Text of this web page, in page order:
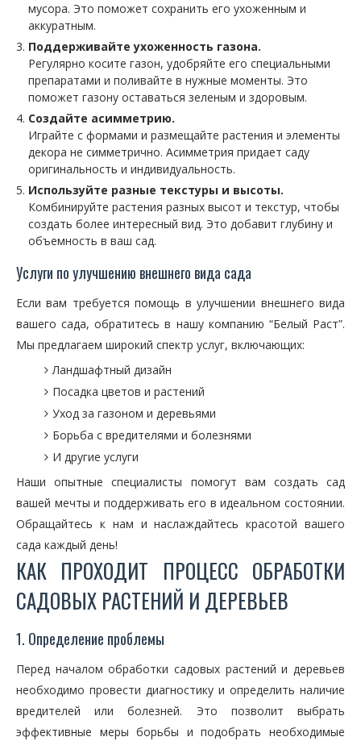
мусора. Это поможет сохранить его ухоженным и
аккуратным.
Поддерживайте ухоженность газона.
Регулярно косите газон, удобряйте его специальными
препаратами и поливайте в нужные моменты. Это
поможет газону оставаться зеленым и здоровым.
Создайте асимметрию.
Играйте с формами и размещайте растения и элементы
декора не симметрично. Асимметрия придает саду
оригинальность и индивидуальность.
Используйте разные текстуры и высоты.
Комбинируйте растения разных высот и текстур, чтобы
создать более интересный вид. Это добавит глубину и
объемность в ваш сад.
Услуги по улучшению внешнего вида сада
Если вам требуется помощь в улучшении внешнего вида
вашего сада, обратитесь в нашу компанию “Белый Раст”.
Мы предлагаем широкий спектр услуг, включающих:
Ландшафтный дизайн
Посадка цветов и растений
Уход за газоном и деревьями
Борьба с вредителями и болезнями
И другие услуги
Наши опытные специалисты помогут вам создать сад
вашей мечты и поддерживать его в идеальном состоянии.
Обращайтесь к нам и наслаждайтесь красотой вашего
сада каждый день!
КАК ПРОХОДИТ ПРОЦЕСС ОБРАБОТКИ
САДОВЫХ РАСТЕНИЙ И ДЕРЕВЬЕВ
1. Определение проблемы
Перед началом обработки садовых растений и деревьев
необходимо провести диагностику и определить наличие
вредителей или болезней. Это позволит выбрать
эффективные меры борьбы и подобрать необходимые